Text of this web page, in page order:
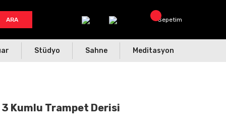
ARA Sepetim
Stüdyo Sahne Meditasyon
Kumlu Trampet Derisi